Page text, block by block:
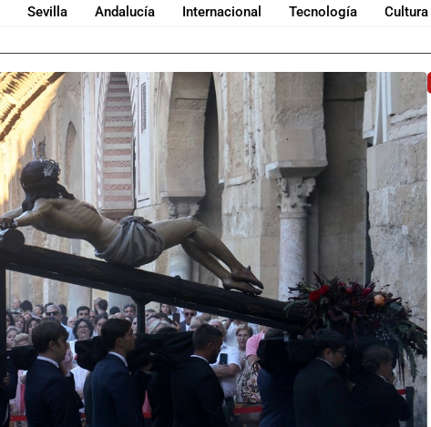
Sevilla Andalucía Internacional Tecnología